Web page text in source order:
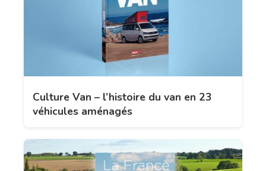
Culture Van – l’histoire du van en 23
véhicules aménagés